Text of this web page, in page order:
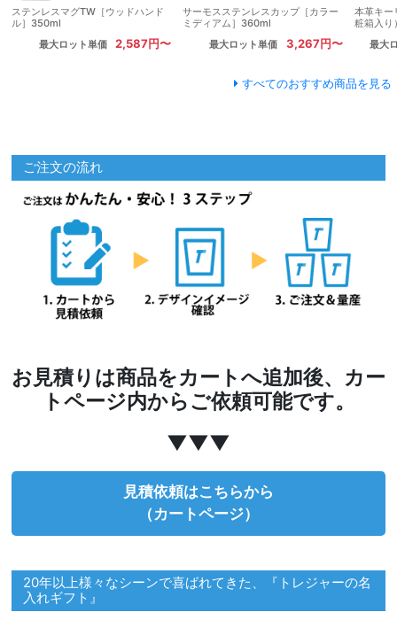
ステンレスマグTW［ウッドハンド
ル］350ml
最大ロット単価
2,587円〜
サーモスステンレスカップ［カラー
ミディアム］360ml
最大ロット単価
3,267円〜
本革キー
粧箱入り
最大
すべてのおすすめ商品を見る
ご注文の流れ
お見積りは商品をカートへ追加後、カー
トページ内からご依頼可能です。
▼▼▼
見積依頼はこちらから
（カートページ）
20年以上様々なシーンで喜ばれてきた、『トレジャーの名
入れギフト』